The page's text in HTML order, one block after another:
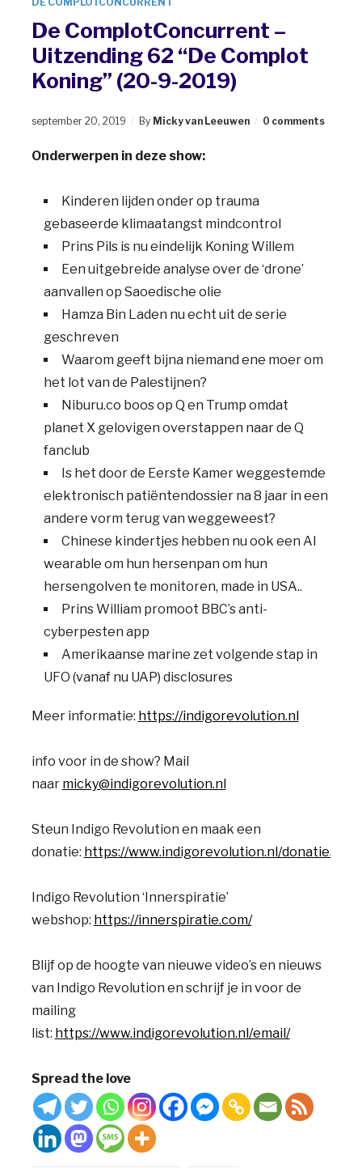
De ComplotConcurrent –
Uitzending 62 “De Complot
Koning” (20-9-2019)
september 20, 2019 By Micky van Leeuwen 0 comments
Onderwerpen in deze show:
Kinderen lijden onder op trauma
gebaseerde klimaatangst mindcontrol
Prins Pils is nu eindelijk Koning Willem
Een uitgebreide analyse over de ‘drone’
aanvallen op Saoedische olie
Hamza Bin Laden nu echt uit de serie
geschreven
Waarom geeft bijna niemand ene moer om
het lot van de Palestijnen?
Niburu.co boos op Q en Trump omdat
planet X gelovigen overstappen naar de Q
fanclub
Is het door de Eerste Kamer weggestemde
elektronisch patiëntendossier na 8 jaar in een
andere vorm terug van weggeweest?
Chinese kindertjes hebben nu ook een AI
wearable om hun hersenpan om hun
hersengolven te monitoren, made in USA..
Prins William promoot BBC’s anti-
cyberpesten app
Amerikaanse marine zet volgende stap in
UFO (vanaf nu UAP) disclosures
Meer informatie: https://indigorevolution.nl
info voor in de show? Mail
naar micky@indigorevolution.nl
Steun Indigo Revolution en maak een
donatie: https://www.indigorevolution.nl/donaties/
Indigo Revolution ‘Innerspiratie’
webshop: https://innerspiratie.com/
Blijf op de hoogte van nieuwe video’s en nieuws
van Indigo Revolution en schrijf je in voor de
mailing
list: https://www.indigorevolution.nl/email/
Spread the love